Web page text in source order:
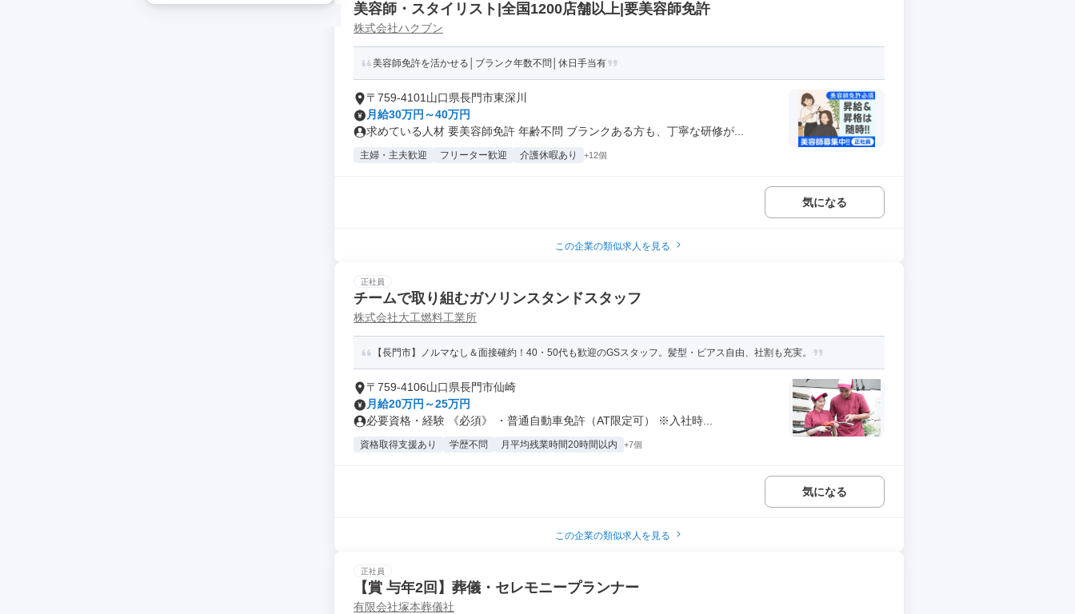
美容師・スタイリスト|全国1200店舗以上|要美容師免許
株式会社ハクブン
美容師免許を活かせる│ブランク年数不問│休日手当有
〒759-4101山口県長門市東深川
月給30万円～40万円
求めている人材 要美容師免許 年齢不問 ブランクある方も、丁寧な研修が...
主婦・主夫歓迎 フリーター歓迎 介護休暇あり +12個
気になる
この企業の類似求人を見る
正社員
チームで取り組むガソリンスタンドスタッフ
株式会社大工燃料工業所
【長門市】ノルマなし＆面接確約！40・50代も歓迎のGSスタッフ。髪型・ピアス自由、社割も充実。
〒759-4106山口県長門市仙崎
月給20万円～25万円
必要資格・経験 《必須》 ・普通自動車免許（AT限定可） ※入社時...
資格取得支援あり 学歴不問 月平均残業時間20時間以内 +7個
気になる
この企業の類似求人を見る
正社員
【賞 与年2回】葬儀・セレモニープランナー
有限会社塚本葬儀社